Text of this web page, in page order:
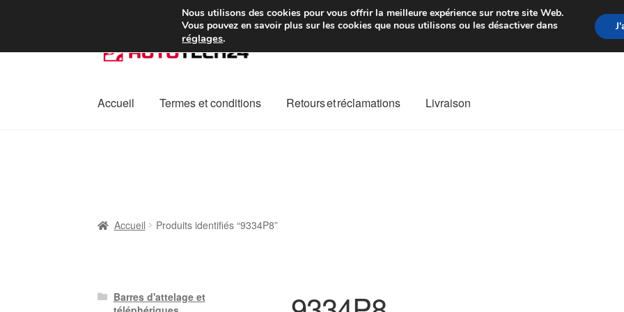
Colissimo livraison à partir de 7 EUR Du lundi au
à
navigation
au
Accueil Termes et conditions Retours et réclamations Livraison
Accueil Produits identifiés “9334P8”
Barres d'attelage et
Nous utilisons des cookies pour vous offrir la meilleure expérience sur notre site Web.
Vous pouvez en savoir plus sur les cookies que nous utilisons ou les désactiver dans
réglages.